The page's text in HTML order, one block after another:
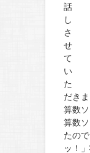
話
し
さ
せ
て
い
た
だきま
算数
算数
たの
ッ！